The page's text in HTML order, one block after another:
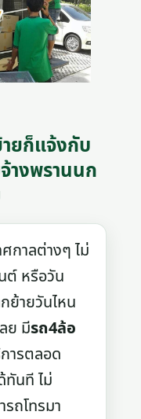
ยก็แจ้งกับ
างพรานนก
าลต่างๆ ไม่
ต์ หรือวัน
ย้ายวันไหน
ย มีรถ4ล้อ
ารตลอด
ทันที ไม่
ถโทรมา